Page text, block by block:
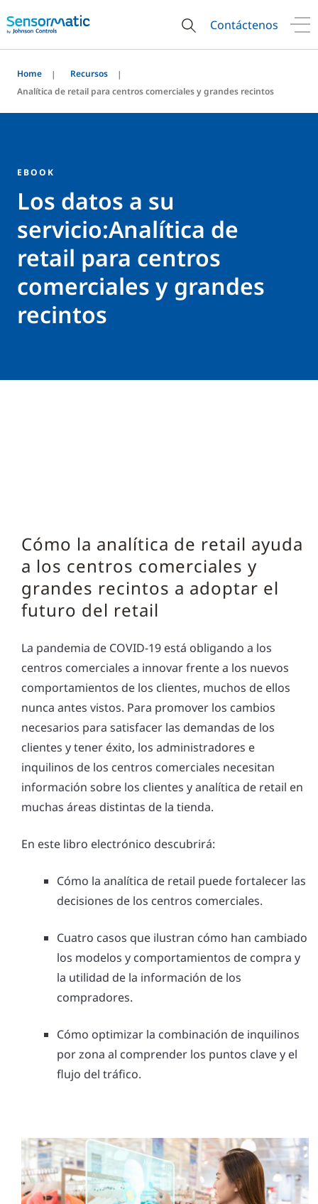
Contáctenos
Home
Recursos
Analítica de retail para centros comerciales y grandes recintos
EBOOK
Los datos a su
servicio:Analítica de
retail para centros
comerciales y grandes
recintos
Cómo la analítica de retail ayuda
a los centros comerciales y
grandes recintos a adoptar el
futuro del retail
La pandemia de COVID-19 está obligando a los
centros comerciales a innovar frente a los nuevos
comportamientos de los clientes, muchos de ellos
nunca antes vistos. Para promover los cambios
necesarios para satisfacer las demandas de los
clientes y tener éxito, los administradores e
inquilinos de los centros comerciales necesitan
información sobre los clientes y analítica de retail en
muchas áreas distintas de la tienda.
En este libro electrónico descubrirá:
Cómo la analítica de retail puede fortalecer las
decisiones de los centros comerciales.
Cuatro casos que ilustran cómo han cambiado
los modelos y comportamientos de compra y
la utilidad de la información de los
compradores.
Cómo optimizar la combinación de inquilinos
por zona al comprender los puntos clave y el
flujo del tráfico.